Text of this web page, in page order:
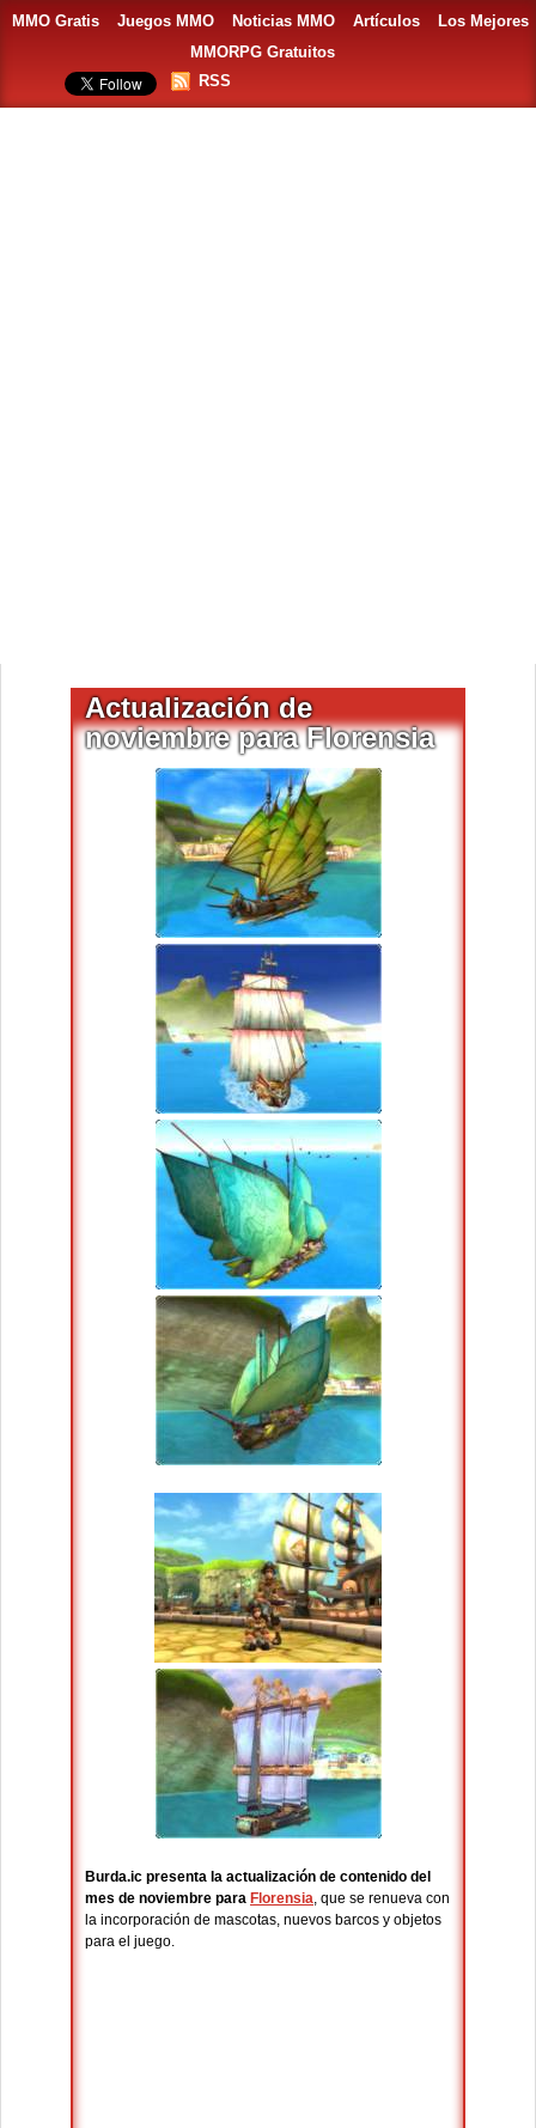
MMO Gratis Juegos MMO Noticias MMO Artículos
Los Mejores
MMORPG Gratuitos
RSS
Actualización de
noviembre para Florensia
Burda.ic presenta la actualización de contenido del
mes de noviembre para Florensia, que se renueva con
la incorporación de mascotas, nuevos barcos y objetos
para el juego.